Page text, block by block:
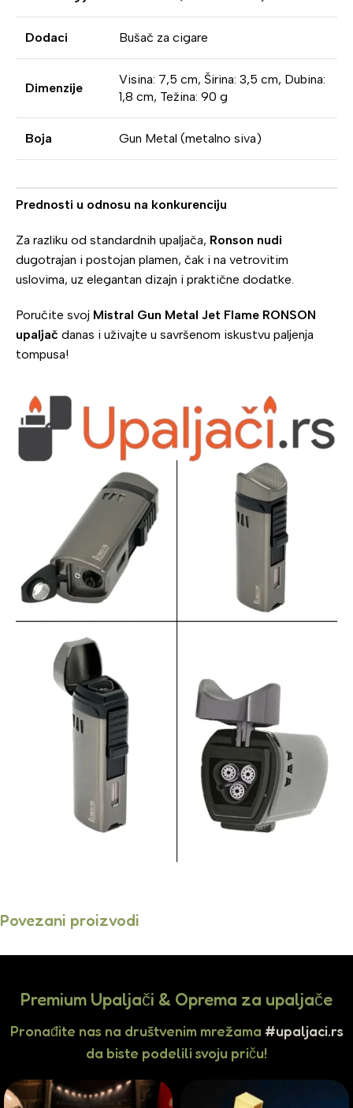
Dodaci Bušač za cigare
Dimenzije
Visina: 7,5 cm, Širina: 3,5 cm, Dubina:
1,8 cm, Težina: 90 g
Boja Gun Metal (metalno siva)
Prednosti u odnosu na konkurenciju
Za razliku od standardnih upaljača, Ronson nudi
dugotrajan i postojan plamen, čak i na vetrovitim
uslovima, uz elegantan dizajn i praktične dodatke.
Poručite svoj Mistral Gun Metal Jet Flame RONSON
upaljač danas i uživajte u savršenom iskustvu paljenja
tompusa!
Povezani proizvodi
Premium Upaljači & Oprema za upaljače
Pronađite nas na društvenim mrežama #upaljaci.rs
da biste podelili svoju priču!